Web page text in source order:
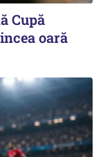
Cupă
oară